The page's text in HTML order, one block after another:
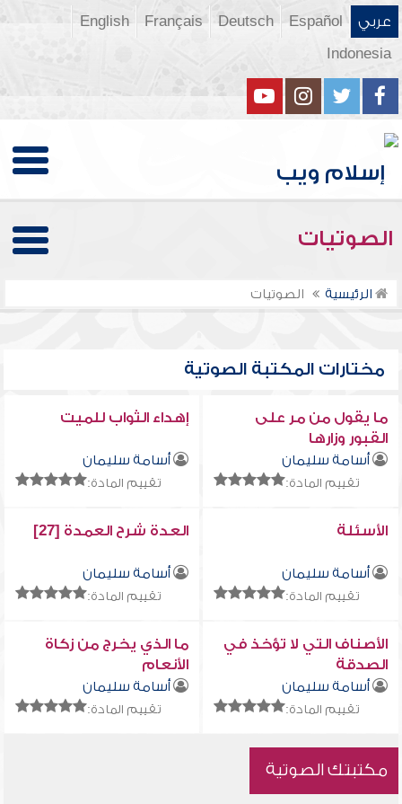
عربي Español
Deutsch
Français
English
Indonesia
الصوتيات
الرئيسية الصوتيات
مختارات المكتبة الصوتية
ما يقول من مر على
القبور وزارها
أسامة سليمان
تقييم المادة:
إهداء الثواب للميت
أسامة سليمان
تقييم المادة:
الأسئلة
أسامة سليمان
تقييم المادة:
العدة شرح العمدة [27]
أسامة سليمان
تقييم المادة:
الأصناف التي لا تؤخذ في
الصدقة
أسامة سليمان
تقييم المادة:
ما الذي يخرج من زكاة
الأنعام
أسامة سليمان
تقييم المادة:
مكتبتك الصوتية